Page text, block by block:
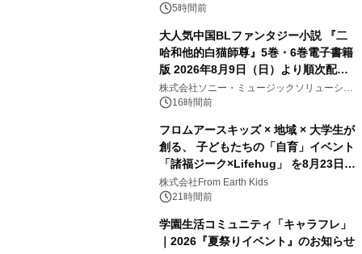
5時間前
大人気中国BLファンタジー小説 『二
哈和他的白猫師尊』5巻・6巻電子書籍
版 2026年8月9日（日）より順次配信
開始
株式会社ソニー・ミュージックソリューショ
ンズ16時間前
フロムアースキッズ × 地域 × 大学生が
創る、 子どもたちの「自育」イベント
「諸福ジーク×Lifehug」 を8月23日
(日)開催
株式会社From Earth Kids
21時間前
学園生活コミュニティ「キャラフレ」
｜2026『夏祭りイベント』のお知らせ